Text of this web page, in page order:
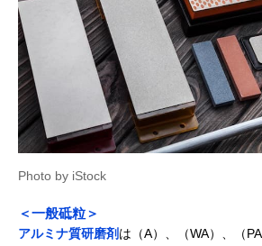
Photo by iStock
＜一般砥粒＞
アルミナ質研磨剤は（A）、（WA）、（